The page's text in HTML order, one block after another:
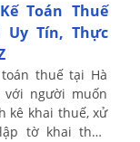
Uy Tín, Thực
thuế tại Hà
người muốn
kê khai thuế, xử
tờ khai thuế